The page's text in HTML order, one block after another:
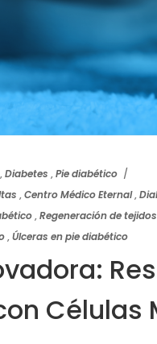
,Diabetes ,Pie diabético
,Centro Médico Eternal,
,Regeneración de tejidos
,Úlceras en pie diabético
Células